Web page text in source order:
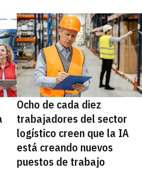
Ocho de cada diez
trabajadores del sector
logístico creen que la IA
está creando nuevos
puestos de trabajo